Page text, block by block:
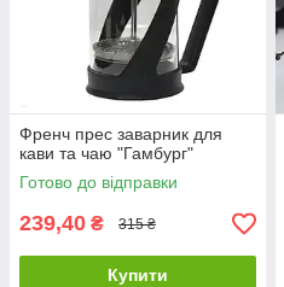
Френч прес заварник для
кави та чаю "Гамбург"
Готово до відправки
239,40 ₴ 315 ₴
Купити